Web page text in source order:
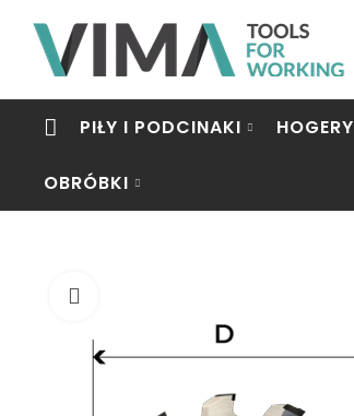
PIŁY I PODCINAKI HOGERY
OBRÓBKI